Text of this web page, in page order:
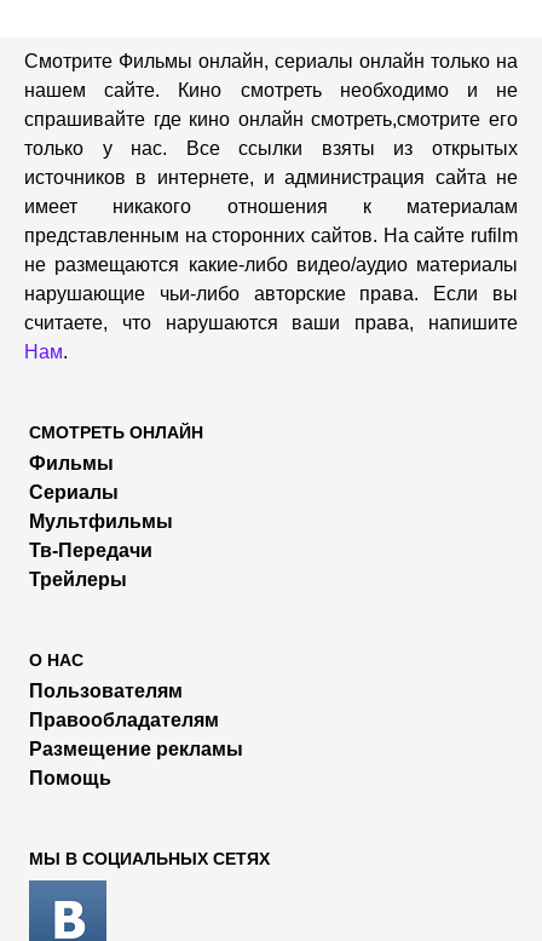
Смотрите Фильмы онлайн, сериалы онлайн только на
нашем сайте. Кино смотреть необходимо и не
спрашивайте где кино онлайн смотреть,cмотрите его
только у нас. Все ссылки взяты из открытых
источников в интернете, и администрация сайта не
имеет никакого отношения к материалам
представленным на сторонних сайтов. На сайте rufilm
не размещаются какие-либо видео/аудио материалы
нарушающие чьи-либо авторские права. Если вы
считаете, что нарушаются ваши права, напишите
Нам.
СМОТРЕТЬ ОНЛАЙН
Фильмы
Сериалы
Мультфильмы
Тв-Передачи
Трейлеры
О НАС
Пользователям
Правообладателям
Размещение рекламы
Помощь
МЫ В СОЦИАЛЬНЫХ СЕТЯХ